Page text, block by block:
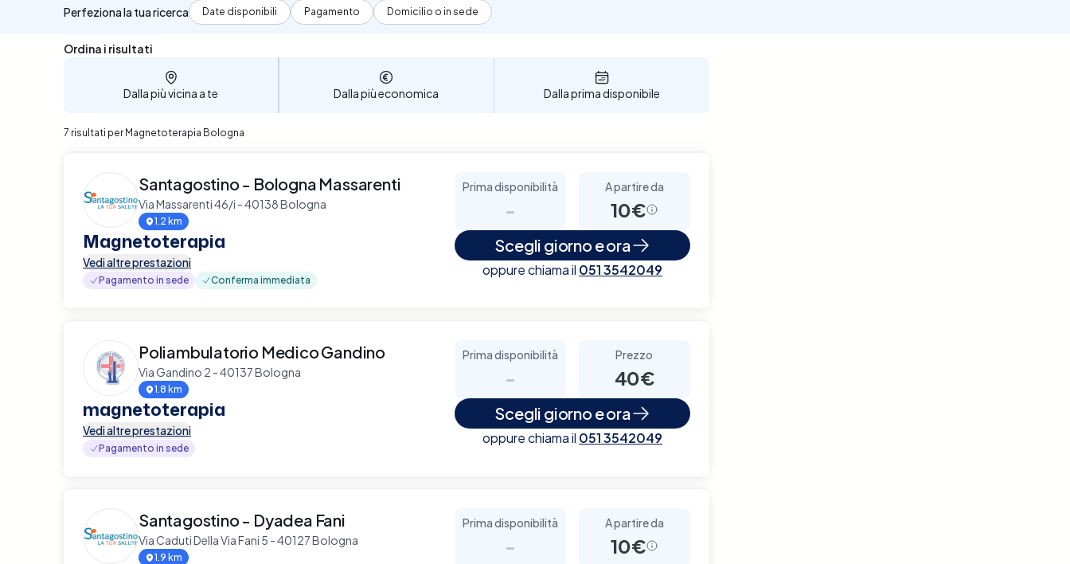
Perfeziona la tua ricerca Date disponibili Pagamento Domicilio o in sede
Sono stati trovati 7 risultati
Ordina i risultati
Dalla più vicina a te Dalla più economica Dalla prima disponibile
7 risultati per Magnetoterapia Bologna
Santagostino - Bologna Massarenti
Via Massarenti 46/i - 40138 Bologna
1.2 km
Magnetoterapia
Vedi altre prestazioni
Pagamento in sede Conferma immediata
Prima disponibilità
-
A partire da
10€
Scegli giorno e ora
oppure chiama il 051 3542049
Poliambulatorio Medico Gandino
Via Gandino 2 - 40137 Bologna
1.8 km
magnetoterapia
Vedi altre prestazioni
Pagamento in sede
Prima disponibilità
-
Prezzo
40€
Scegli giorno e ora
oppure chiama il 051 3542049
Santagostino - Dyadea Fani
Via Caduti Della Via Fani 5 - 40127 Bologna
1.9 km
Prima disponibilità
-
A partire da
10€